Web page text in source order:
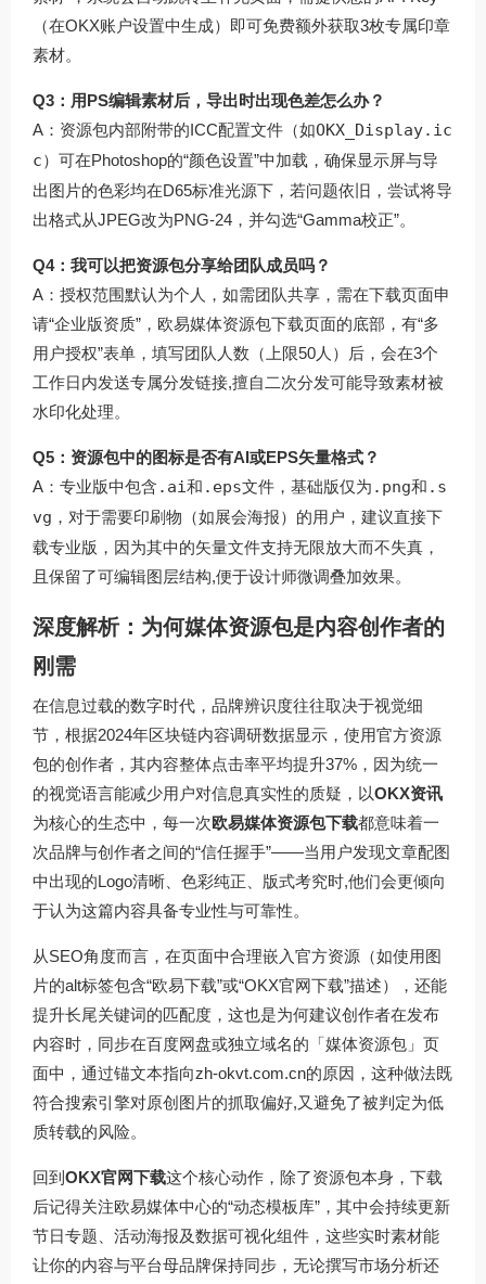
（在OKX账户设置中生成）即可免费额外获取3枚专属印章
素材。
Q3：用PS编辑素材后，导出时出现色差怎么办？
A：资源包内部附带的ICC配置文件（如OKX_Display.ic
c）可在Photoshop的“颜色设置”中加载，确保显示屏与导
出图片的色彩均在D65标准光源下，若问题依旧，尝试将导
出格式从JPEG改为PNG-24，并勾选“Gamma校正”。
Q4：我可以把资源包分享给团队成员吗？
A：授权范围默认为个人，如需团队共享，需在下载页面申
请“企业版资质”，欧易媒体资源包下载页面的底部，有“多
用户授权”表单，填写团队人数（上限50人）后，会在3个
工作日内发送专属分发链接,擅自二次分发可能导致素材被
水印化处理。
Q5：资源包中的图标是否有AI或EPS矢量格式？
A：专业版中包含 .ai和 .eps文件，基础版仅为 .png和 .s
vg ，对于需要印刷物（如展会海报）的用户，建议直接下
载专业版，因为其中的矢量文件支持无限放大而不失真，
且保留了可编辑图层结构,便于设计师微调叠加效果。
深度解析：为何媒体资源包是内容创作者的
刚需
在信息过载的数字时代，品牌辨识度往往取决于视觉细
节，根据2024年区块链内容调研数据显示，使用官方资源
包的创作者，其内容整体点击率平均提升37%，因为统一
的视觉语言能减少用户对信息真实性的质疑，以OKX资讯
为核心的生态中，每一次欧易媒体资源包下载都意味着一
次品牌与创作者之间的“信任握手”——当用户发现文章配图
中出现的Logo清晰、色彩纯正、版式考究时,他们会更倾向
于认为这篇内容具备专业性与可靠性。
从SEO角度而言，在页面中合理嵌入官方资源（如使用图
片的alt标签包含“欧易下载”或“OKX官网下载”描述），还能
提升长尾关键词的匹配度，这也是为何建议创作者在发布
内容时，同步在百度网盘或独立域名的「媒体资源包」页
面中，通过锚文本指向zh-okvt.com.cn的原因，这种做法既
符合搜索引擎对原创图片的抓取偏好,又避免了被判定为低
质转载的风险。
回到 OKX官网下载这个核心动作，除了资源包本身，下载
后记得关注欧易媒体中心的“动态模板库”，其中会持续更新
节日专题、活动海报及数据可视化组件，这些实时素材能
让你的内容与平台母品牌保持同步，无论撰写市场分析还